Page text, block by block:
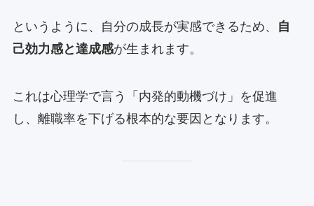
というように、自分の成長が実感できるため、
自
己効力感と達成感が生まれます。
これは心理学で言う「内発的動機づけ」を促進
し、離職率を下げる根本的な要因となります。